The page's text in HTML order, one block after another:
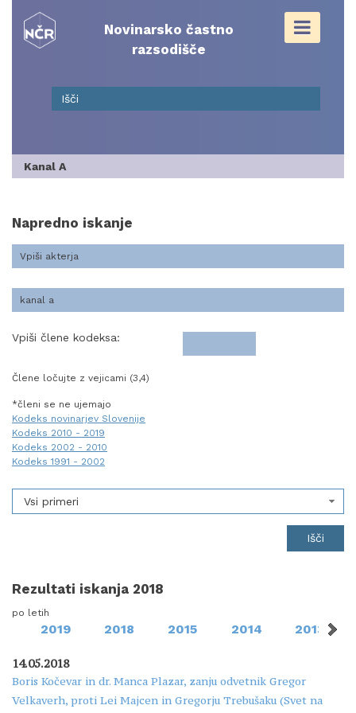
content
Novinarsko častno
razsodišče
Kanal A
Napredno iskanje
Vpiši člene kodeksa:
Člene ločujte z vejicami (3,4)
*členi se ne ujemajo
Kodeks novinarjev Slovenije
Kodeks 2010 - 2019
Kodeks 2002 - 2010
Kodeks 1991 - 2002
Vsi primeri
Rezultati iskanja 2018
po letih
2019 2018 2015 2014 2013
14.05.2018
Boris Kočevar in dr. Manca Plazar, zanju odvetnik Gregor
Velkaverh, proti Lei Majcen in Gregorju Trebušaku (Svet na